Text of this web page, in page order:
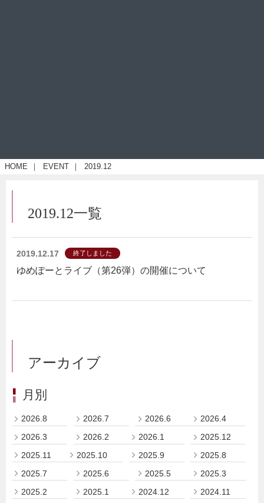
HOME ｜ EVENT ｜ 2019.12
2019.12一覧
2019.12.17 終了しました
ゆめぽーとライブ（第26弾）の開催について
アーカイブ
月別
2026.8 2026.7 2026.6
2026.4
2026.3
2026.2 2026.1
2025.12
2025.11
2025.10 2025.9
2025.8
2025.7
2025.6 2025.5
2025.3
2025.2
2025.1 2024.12
2024.11